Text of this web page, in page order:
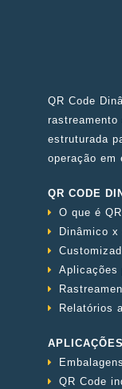
QR Code
estruturada
operação em
QR CODE
O que é
Dinâmico
Aplicações
Relatórios
APLICAÇÕES
Embalagens
QR Code